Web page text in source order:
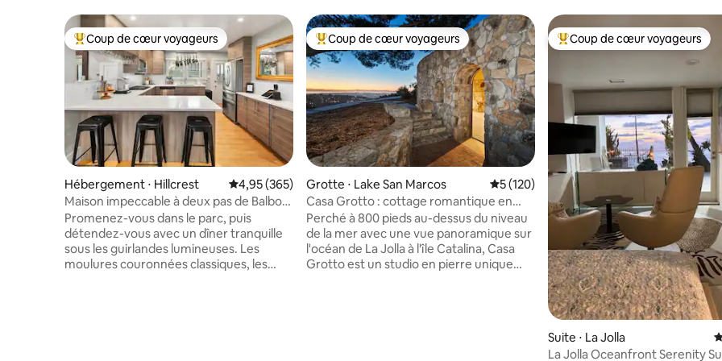
Coups de cœur voyageurs les plus appréciés
Coup de cœur voyageurs
Hébergement ⋅ Hillcrest Évaluation moyenne sur la base de 365 commentaires : 4,95 sur 5
4,95 (365)
Maison impeccable à deux pas de Balboa
Park et Hillcrest
Promenez-vous dans le parc, puis
détendez-vous avec un dîner tranquille
sous les guirlandes lumineuses. Les
moulures couronnées classiques, les
Coups de cœur voyageurs les plus appréciés
Coup de cœur voyageurs
Grotte ⋅ Lake San Marcos Évaluation moyenne sur la base de 120
5 (120)
Casa Grotto : cottage romantique en
pierre avec vue sur l'océan
Perché à 800 pieds au-dessus du niveau
de la mer avec une vue panoramique sur
l'océan de La Jolla à l'île Catalina, Casa
Grotto est un studio en pierre unique
Coups de cœur voyageurs les
Coup de cœur voyageurs
Suite ⋅ La Jolla
La Jolla Oceanfront Serenity